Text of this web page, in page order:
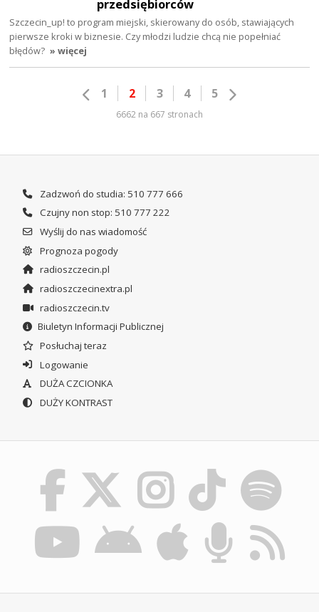
przedsiębiorców
Szczecin_up! to program miejski, skierowany do osób, stawiających
pierwsze kroki w biznesie. Czy młodzi ludzie chcą nie popełniać
błędów? » więcej
1 2 3 4 5
6662 na 667 stronach
Zadzwoń do studia: 510 777 666
Czujny non stop: 510 777 222
Wyślij do nas wiadomość
Prognoza pogody
radioszczecin.pl
radioszczecinextra.pl
radioszczecin.tv
Biuletyn Informacji Publicznej
Posłuchaj teraz
Logowanie
DUŻA CZCIONKA
DUŻY KONTRAST